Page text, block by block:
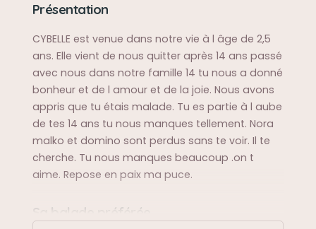
Présentation
CYBELLE est venue dans notre vie à l âge de 2,5
ans. Elle vient de nous quitter après 14 ans passé
avec nous dans notre famille 14 tu nous a donné
bonheur et de l amour et de la joie. Nous avons
appris que tu étais malade. Tu es partie à l aube
de tes 14 ans tu nous manques tellement. Nora
malko et domino sont perdus sans te voir. Il te
cherche. Tu nous manques beaucoup .on t
aime. Repose en paix ma puce.
Sa balade préférée